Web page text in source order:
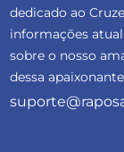
dedicado ao
informações
sobre o nosso
dessa